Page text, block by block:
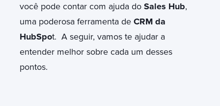
você pode contar com ajuda do Sales Hub,
uma poderosa ferramenta de CRM da
HubSpot. A seguir, vamos te ajudar a
entender melhor sobre cada um desses
pontos.